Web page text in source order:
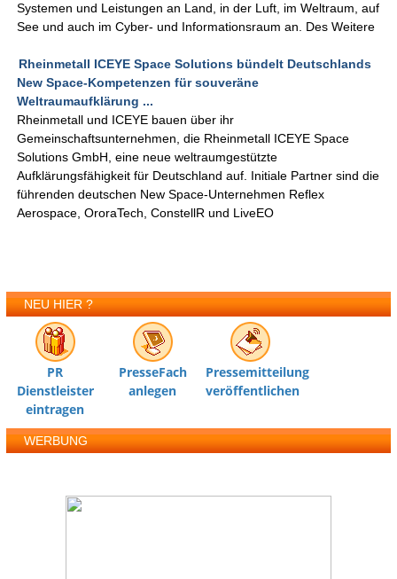
Systemen und Leistungen an Land, in der Luft, im Weltraum, auf
See und auch im Cyber- und Informationsraum an. Des Weitere
Rheinmetall ICEYE Space Solutions bündelt Deutschlands
New Space-Kompetenzen für souveräne
Weltraumaufklärung ...
Rheinmetall und ICEYE bauen über ihr
Gemeinschaftsunternehmen, die Rheinmetall ICEYE Space
Solutions GmbH, eine neue weltraumgestützte
Aufklärungsfähigkeit für Deutschland auf. Initiale Partner sind die
führenden deutschen New Space-Unternehmen Reflex
Aerospace, OroraTech, ConstellR und LiveEO
NEU HIER ?
PR
Dienstleister
eintragen
PresseFach
anlegen
Pressemitteilung
veröffentlichen
WERBUNG